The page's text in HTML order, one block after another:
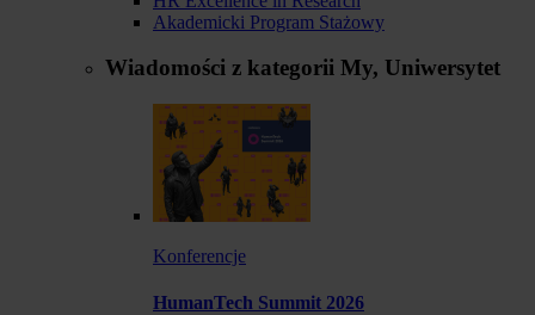
Akademicki Program Stażowy
Wiadomości z kategorii My, Uniwersytet
Konferencje
HumanTech Summit 2026